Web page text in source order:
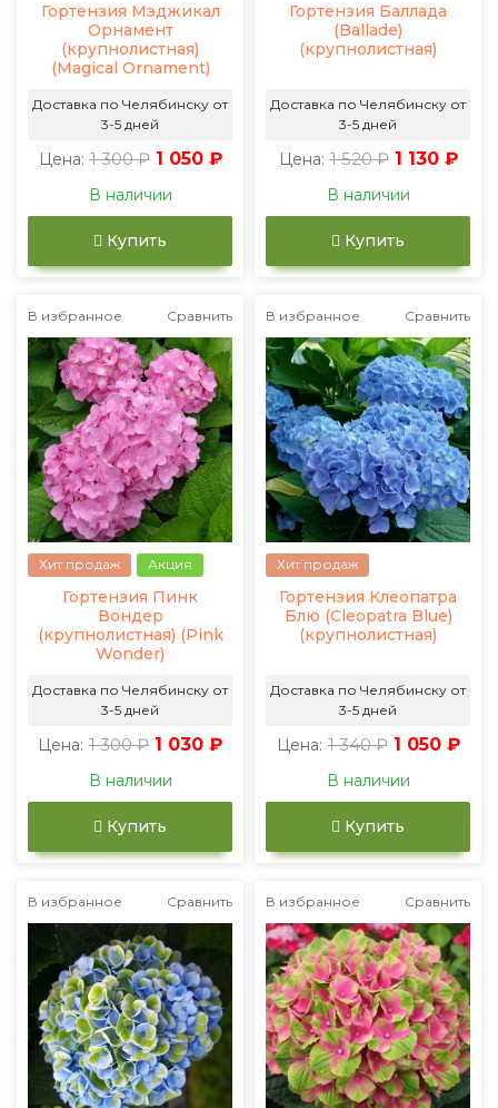
Гортензия Мэджикал
Орнамент
(крупнолистная)
(Magical Ornament)
Доставка по Челябинску от
3-5 дней
Цена: 1 300 ₽ 1 050 ₽
В наличии
Купить
Гортензия Баллада
(Ballade)
(крупнолистная)
Доставка по Челябинску от
3-5 дней
Цена: 1 520 ₽ 1 130 ₽
В наличии
Купить
В избранное Сравнить
Хит продаж Акция
Гортензия Пинк
Вондер
(крупнолистная) (Pink
Wonder)
Доставка по Челябинску от
3-5 дней
Цена: 1 300 ₽ 1 030 ₽
В наличии
Купить
В избранное Сравнить
Хит продаж
Гортензия Клеопатра
Блю (Cleopatra Blue)
(крупнолистная)
Доставка по Челябинску от
3-5 дней
Цена: 1 340 ₽ 1 050 ₽
В наличии
Купить
В избранное Сравнить В избранное Сравнить